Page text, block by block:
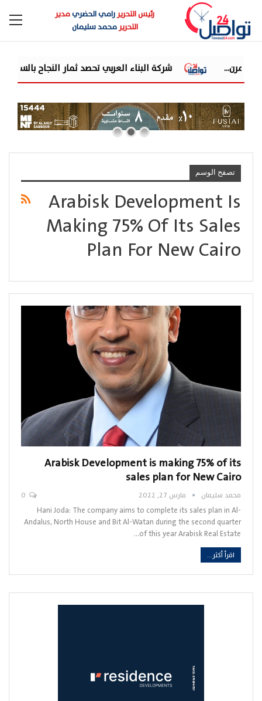
رئيس التحريررامي الحضريمدير
التحريرمحمد سليمان
شركة البناء العربي تحصد ثمار النجاح بالساحل
تصفح الوسم
Arabisk Development Is
Making 75% Of Its Sales
Plan For New Cairo
Arabisk Development is making 75% of its
sales plan for New Cairo
محمد سليمان مارس 27, 2022
Hani Joda: The company aims to complete its sales plan in Al-
Andalus, North House and Bit Al-Watan during the second quarter
of this year Arabisk Real Estate…
اقرأ أكثر...